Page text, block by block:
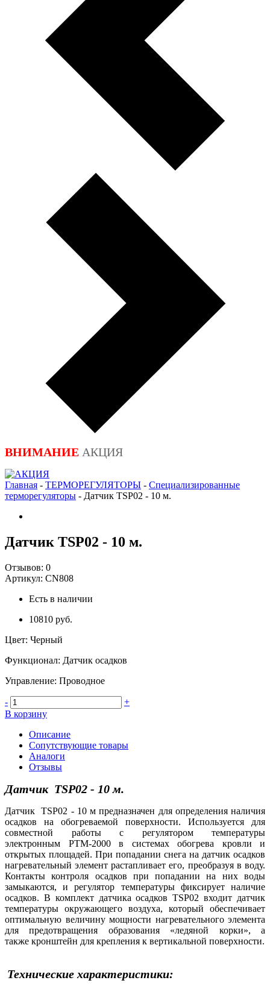
ВНИМАНИЕ АКЦИЯ
Главная - ТЕРМОРЕГУЛЯТОРЫ - Специализированные
терморегуляторы - Датчик TSP02 - 10 м.
Датчик TSP02 - 10 м.
Отзывов: 0
Артикул: CN808
Есть в наличии
10810 руб.
Цвет: Черный
Функционал: Датчик осадков
Управление: Проводное
-
+
В корзину
Описание
Сопутствующие товары
Аналоги
Отзывы
Датчик TSP02 - 10 м.
Датчик TSP02 - 10 м предназначен для определения наличия
осадков на обогреваемой поверхности. Используется для
совместной работы с регулятором температуры
электронным РТМ-2000 в системах обогрева кровли и
открытых площадей. При попадании снега на датчик осадков
нагревательный элемент растапливает его, преобразуя в воду.
Контакты контроля осадков при попадании на них воды
замыкаются, и регулятор температуры фиксирует наличие
осадков. В комплект датчика осадков TSP02 входит датчик
температуры окружающего воздуха, который обеспечивает
оптимальную величину мощности нагревательного элемента
для предотвращения образования «ледяной корки», а
также кронштейн для крепления к вертикальной поверхности.
Технические характеристики: